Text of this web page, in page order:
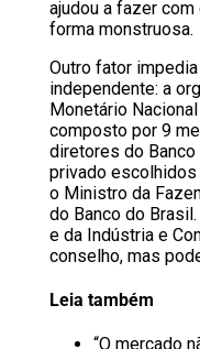
ajudou a fazer
forma monstruosa.
Outro fator
independente: a
Monetário
composto por 9
diretores do
privado
o Ministro da
do Banco do
e da Indústria e
conselho, mas
Leia também
“O mercado